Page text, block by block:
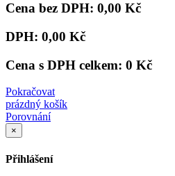
Cena bez DPH: 0,00 Kč
DPH: 0,00 Kč
Cena s DPH celkem: 0 Kč
Pokračovat
prázdný košík
Porovnání
×
Přihlášení